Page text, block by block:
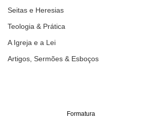
Seitas e Heresias
Teologia & Prática
A Igreja e a Lei
Artigos, Sermões & Esboços
Formatura